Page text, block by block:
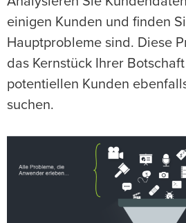
einigen Kunden und finden
Hauptprobleme sind. Diese
das Kernstück Ihrer
potentiellen Kunden
suchen.